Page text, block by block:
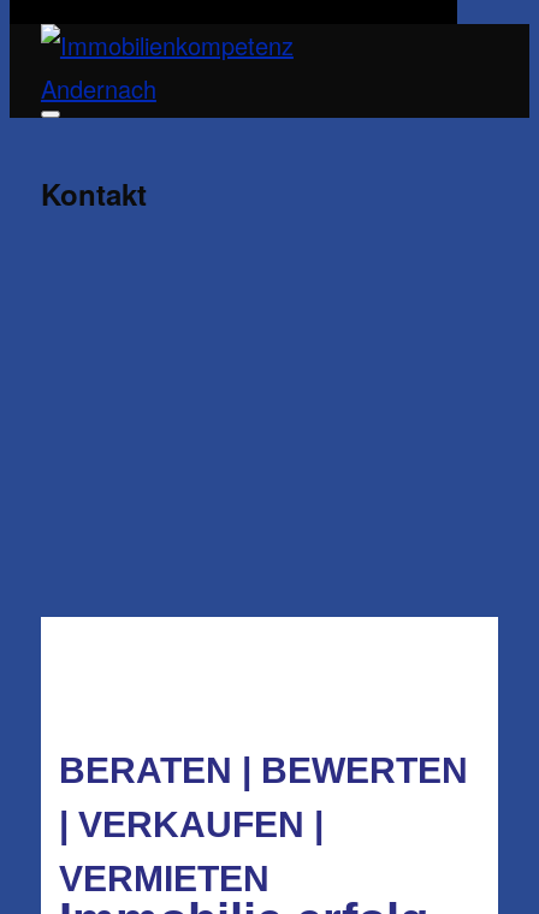
Seitenleiste
Kontakt
BERATEN | BEWERTEN
| VERKAUFEN |
VERMIETEN